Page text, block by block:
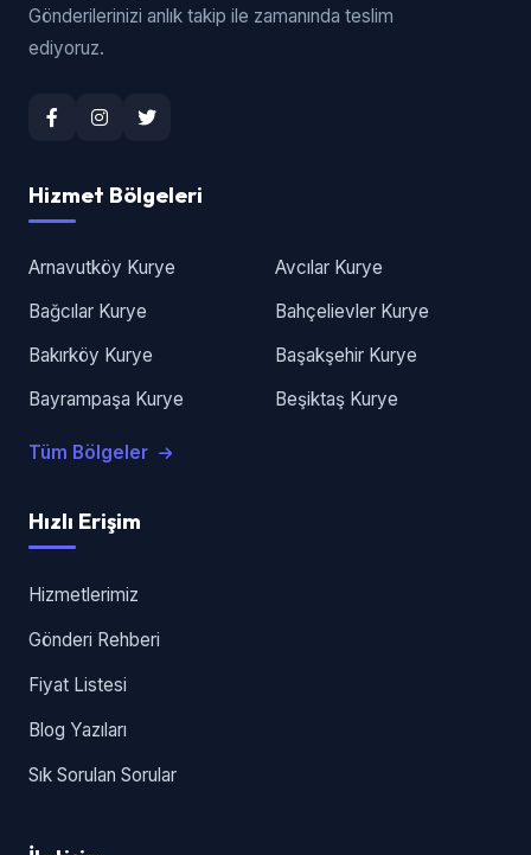
Gönderilerinizi anlık takip ile zamanında teslim
ediyoruz.
Hizmet Bölgeleri
Arnavutköy Kurye
Avcılar Kurye
Bağcılar Kurye
Bahçelievler Kurye
Bakırköy Kurye
Başakşehir Kurye
Bayrampaşa Kurye
Beşiktaş Kurye
Tüm Bölgeler
Hızlı Erişim
Hizmetlerimiz
Gönderi Rehberi
Fiyat Listesi
Blog Yazıları
Sık Sorulan Sorular